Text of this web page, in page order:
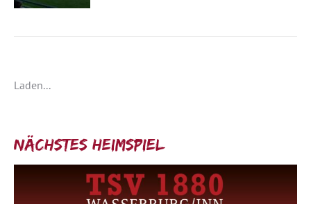
Laden...
Nächstes Heimspiel